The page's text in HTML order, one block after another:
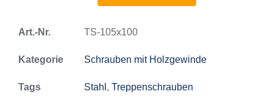
Art.-Nr. TS-105x100
Kategorie Schrauben mit Holzgewinde
Tags Stahl , Treppenschrauben